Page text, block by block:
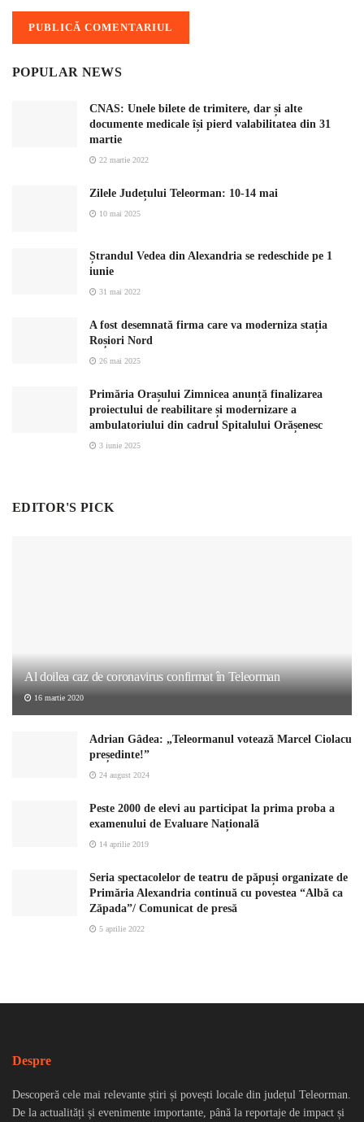
POPULAR NEWS
CNAS: Unele bilete de trimitere, dar și alte
documente medicale își pierd valabilitatea din 31
martie
22 martie 2022
Zilele Județului Teleorman: 10-14 mai
10 mai 2025
Ștrandul Vedea din Alexandria se redeschide pe 1
iunie
31 mai 2022
A fost desemnată firma care va moderniza stația
Roșiori Nord
26 mai 2025
Primăria Orașului Zimnicea anunță finalizarea
proiectului de reabilitare și modernizare a
ambulatoriului din cadrul Spitalului Orășenesc
3 iunie 2025
EDITOR'S PICK
Al doilea caz de coronavirus confirmat în Teleorman
16 martie 2020
Adrian Gâdea: „Teleormanul votează Marcel Ciolacu
președinte!”
24 august 2024
Peste 2000 de elevi au participat la prima proba a
examenului de Evaluare Națională
14 aprilie 2019
Seria spectacolelor de teatru de păpuși organizate de
Primăria Alexandria continuă cu povestea “Albă ca
Zăpada”/ Comunicat de presă
5 aprilie 2022
Despre
Descoperă cele mai relevante știri și povești locale din județul Teleorman.
De la actualități și evenimente importante, până la reportaje de impact și